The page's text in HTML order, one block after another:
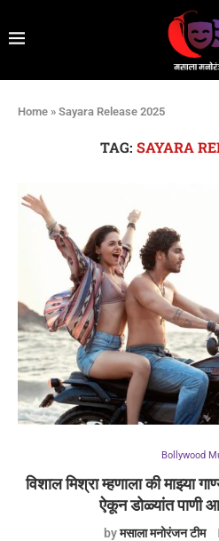
Home » Sayara Release 2025
TAG: SAYARA
Bollywood
विशाल मिश्रा म्हणाला की माझ्या
ऐकून डोळ्यांत पाणी
byमसाला मनोरंजन टीम